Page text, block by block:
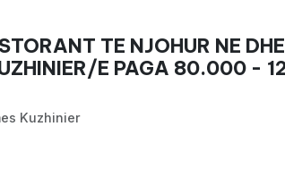
TE NJOHUR NE
E PAGA 80.000 -
Kuzhinier